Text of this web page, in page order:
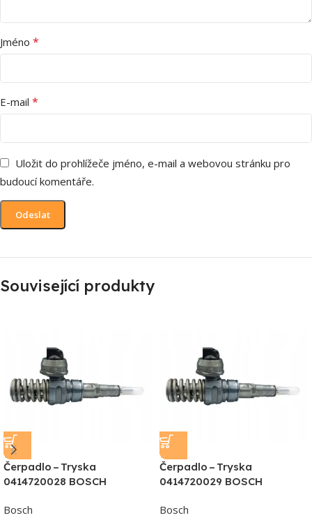
Jméno *
E-mail *
Uložit do prohlížeče jméno, e-mail a webovou stránku pro
budoucí komentáře.
Související produkty
Čerpadlo – Tryska
0414720028 BOSCH
Bosch
Čerpadlo – Tryska
0414720029 BOSCH
Bosch